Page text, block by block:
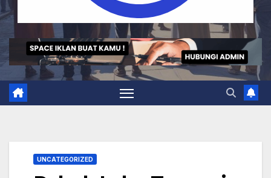
UNCATEGORIZED